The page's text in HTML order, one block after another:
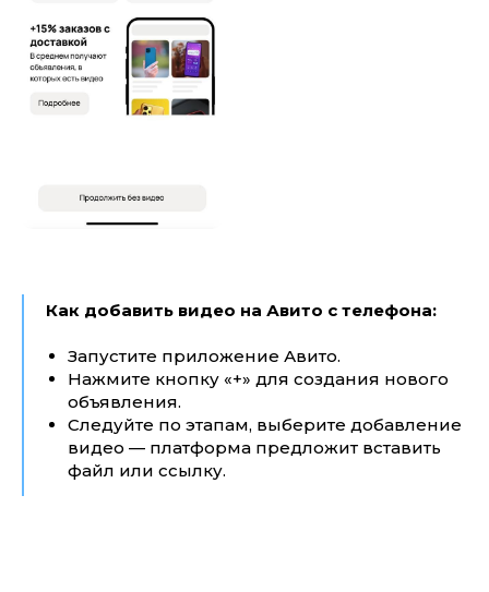
Как добавить видео на Авито с телефона:
Запустите приложение Авито.
Нажмите кнопку «+» для создания нового
объявления.
Следуйте по этапам, выберите добавление
видео — платформа предложит вставить
файл или ссылку.